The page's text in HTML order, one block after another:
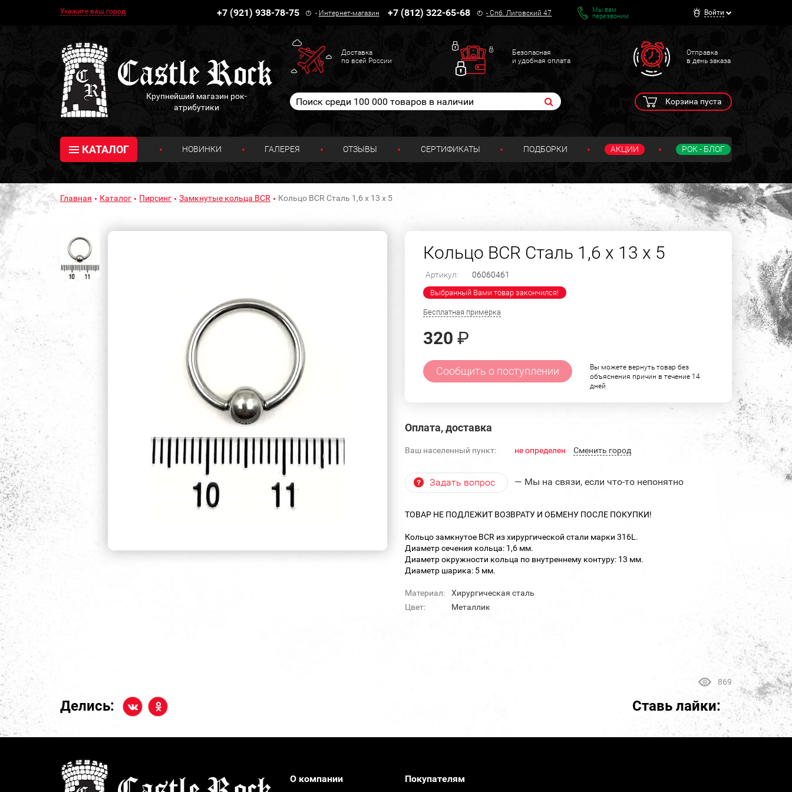
Укажите ваш город +7 (921) 938-78-75 - Интернет-магазин +7 (812) 322-65-68 -Спб. Лиговский 47
Мы вам
перезвоним
Войти
Крупнейший магазин рок-
атрибутики
Доставка
по всей России
Безопасная
и удобная оплата
Отправка
в день заказа
Корзина пуста
КАТАЛОГ НОВИНКИ ГАЛЕРЕЯ ОТЗЫВЫ СЕРТИФИКАТЫ ПОДБОРКИ АКЦИИ РОК - БЛОГ
Главная Каталог Пирсинг Замкнутые кольца BCR Кольцо BCR Сталь 1,6 х 13 х 5
Кольцо BCR Сталь 1,6 х 13 х 5
Артикул: 06060461
Выбранный Вами товар закончился!
Бесплатная примерка
320 ₽
Сообщить о поступлении
Вы можете вернуть товар без
объяснения причин в течение 14
дней
Оплата, доставка
Ваш населенный пункт: не определен Cменить город
Задать вопрос — Мы на связи, если что-то непонятно
ТОВАР НЕ ПОДЛЕЖИТ ВОЗВРАТУ И ОБМЕНУ ПОСЛЕ ПОКУПКИ!
Кольцо замкнутое BCR из хирургической стали марки 316L.
Диаметр сечения кольца: 1,6 мм.
Диаметр окружности кольца по внутреннему контуру: 13 мм.
Диаметр шарика: 5 мм.
Материал:
Хирургическая сталь
Цвет:
Металлик
869
Делись: Ставь лайки:
О компании Покупателям